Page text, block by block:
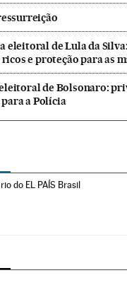
eleitoral de Lula da
e proteção para as
de Bolsonaro:
a Polícia
do EL PAÍS Brasil